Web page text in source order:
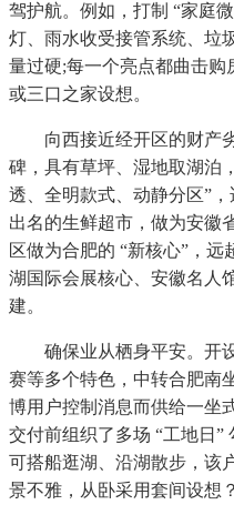
驾护航。例如，打制 “家庭
灯、雨水收受接管系统、垃
量过硬;每一个亮点都曲击
或三口之家设想。
向西接近经开区的财产劣
碑，具有草坪、湿地取湖泊
透、全明款式、动静分区”
出名的生鲜超市，做为安徽
区做为合肥的 “新核心”，
湖国际会展核心、安徽名人
建。
确保业从栖身平安。开设
赛等多个特色，中转合肥南
博用户控制消息而供给一坐
交付前组织了多场 “工地日”
可搭船逛湖、沿湖散步，该
景不雅，从卧采用套间设想？